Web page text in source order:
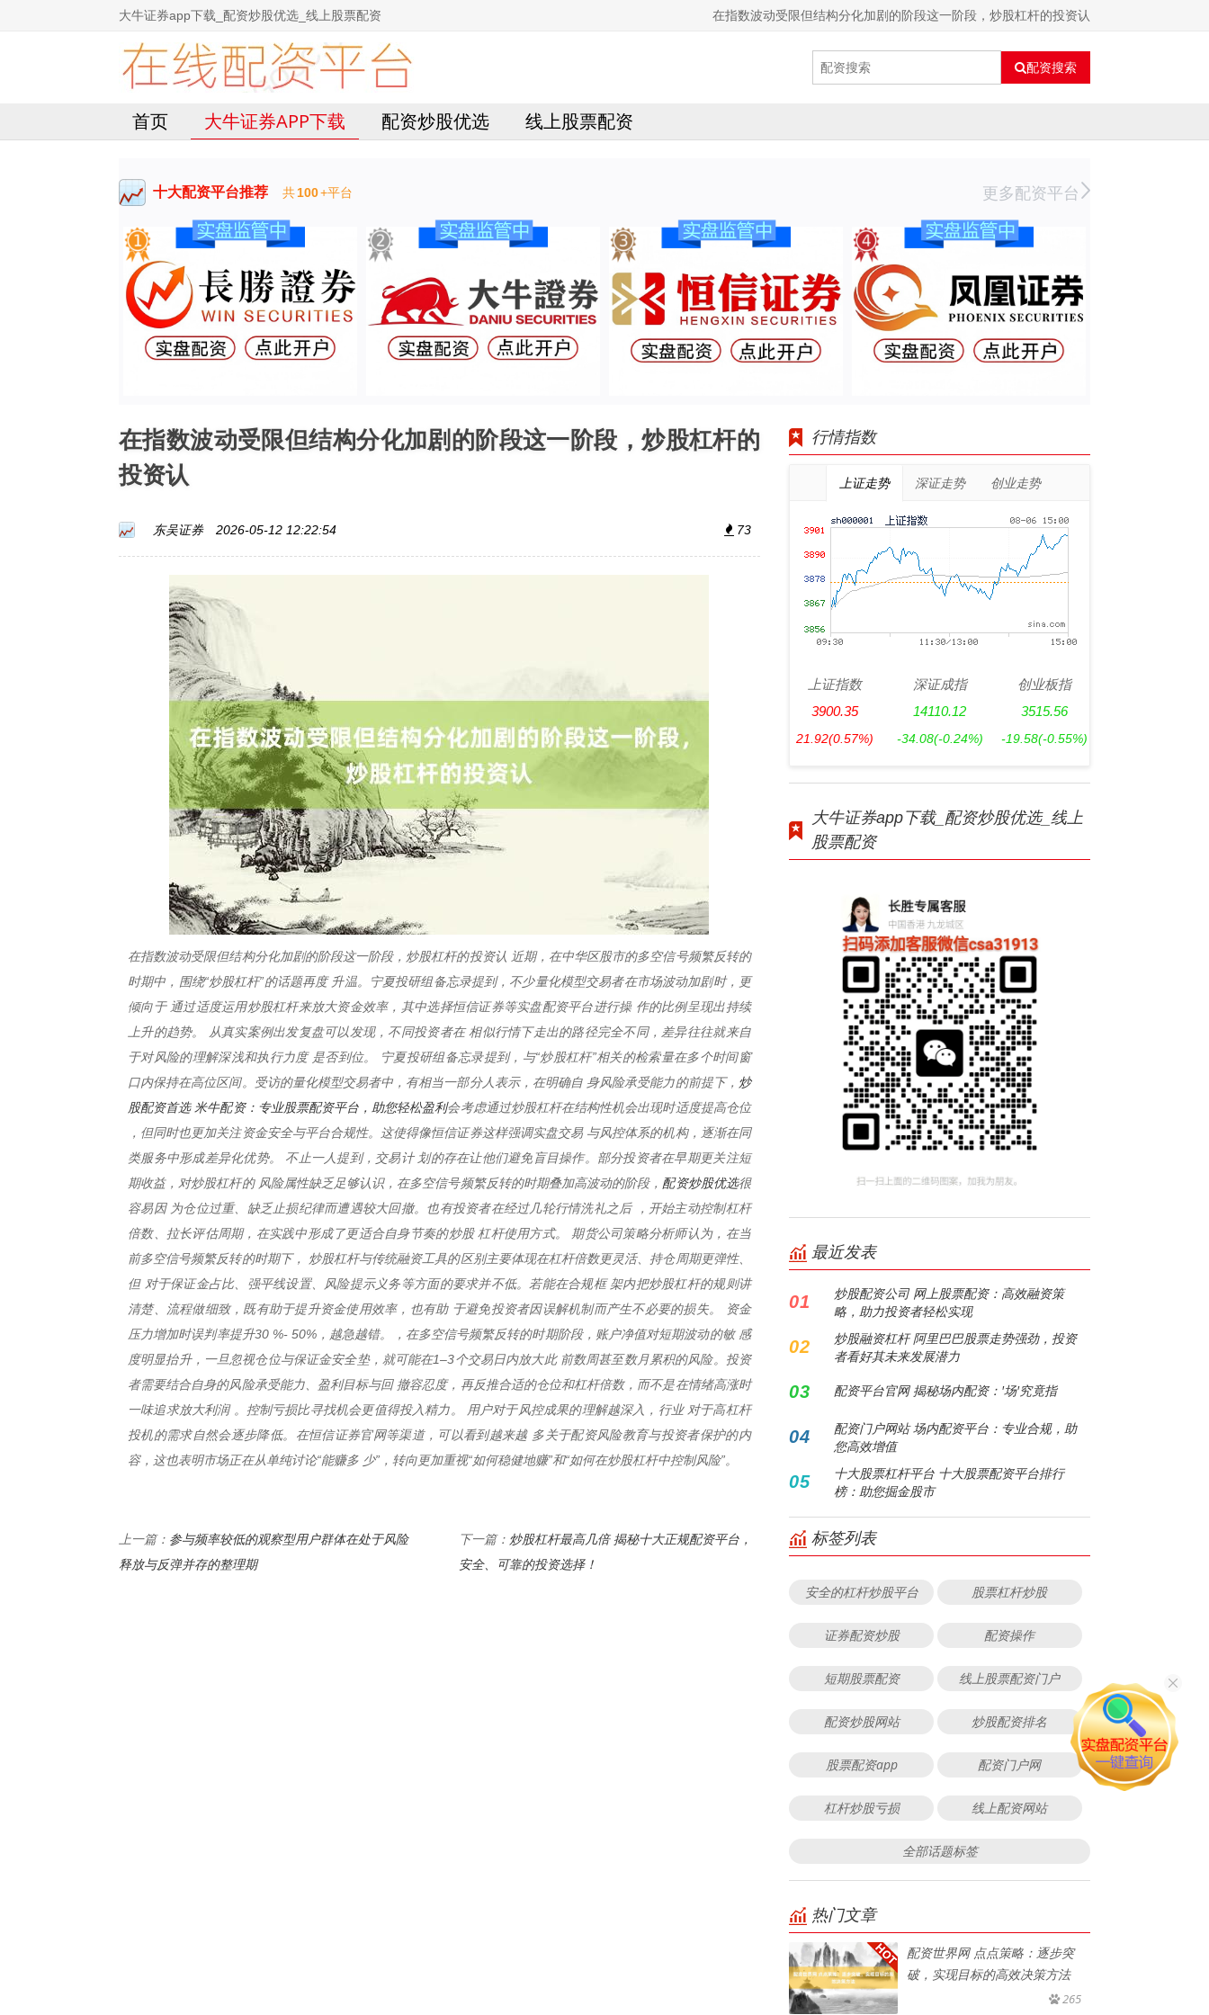
大牛证券app下载_配资炒股优选_线上股票配资 在指数波动受限但结构分化加剧的阶段这一阶段，炒股杠杆的投资认
配资搜索
首页 大牛证券APP下载 配资炒股优选 线上股票配资
十大配资平台推荐 共100+平台 更多配资平台
在指数波动受限但结构分化加剧的阶段这一阶段，炒股杠杆的
投资认
东吴证券 2026-05-12 12:22:54 73
在指数波动受限但结构分化加剧的阶段这一阶段，炒股杠杆的投资认 近期，在中华区股市的多空信号频繁反转的
时期中，围绕“炒股杠杆”的话题再度 升温。宁夏投研组备忘录提到，不少量化模型交易者在市场波动加剧时，更
倾向于 通过适度运用炒股杠杆来放大资金效率，其中选择恒信证券等实盘配资平台进行操 作的比例呈现出持续
上升的趋势。 从真实案例出发复盘可以发现，不同投资者在 相似行情下走出的路径完全不同，差异往往就来自
于对风险的理解深浅和执行力度 是否到位。 宁夏投研组备忘录提到，与“炒股杠杆”相关的检索量在多个时间窗
口内保持在高位区间。受访的量化模型交易者中，有相当一部分人表示，在明确自 身风险承受能力的前提下， 炒
股配资首选 米牛配资：专业股票配资平台，助您轻松盈利会考虑通过炒股杠杆在结构性机会出现时适度提高仓位
，但同时也更加关注资金安全与平台合规性。这使得像恒信证券这样强调实盘交易 与风控体系的机构，逐渐在同
类服务中形成差异化优势。 不止一人提到，交易计 划的存在让他们避免盲目操作。部分投资者在早期更关注短
期收益，对炒股杠杆的 风险属性缺乏足够认识，在多空信号频繁反转的时期叠加高波动的阶段， 配资炒股优选很
容易因 为仓位过重、缺乏止损纪律而遭遇较大回撤。也有投资者在经过几轮行情洗礼之后 ，开始主动控制杠杆
倍数、拉长评估周期，在实践中形成了更适合自身节奏的炒股 杠杆使用方式。 期货公司策略分析师认为，在当
前多空信号频繁反转的时期下， 炒股杠杆与传统融资工具的区别主要体现在杠杆倍数更灵活、持仓周期更弹性、
但 对于保证金占比、强平线设置、风险提示义务等方面的要求并不低。若能在合规框 架内把炒股杠杆的规则讲
清楚、流程做细致，既有助于提升资金使用效率，也有助 于避免投资者因误解机制而产生不必要的损失。 资金
压力增加时误判率提升30 %- 50%，越急越错。，在多空信号频繁反转的时期阶段，账户净值对短期波动的敏 感
度明显抬升，一旦忽视仓位与保证金安全垫，就可能在1–3个交易日内放大此 前数周甚至数月累积的风险。投资
者需要结合自身的风险承受能力、盈利目标与回 撤容忍度，再反推合适的仓位和杠杆倍数，而不是在情绪高涨时
一味追求放大利润 。控制亏损比寻找机会更值得投入精力。 用户对于风控成果的理解越深入，行业 对于高杠杆
投机的需求自然会逐步降低。在恒信证券官网等渠道，可以看到越来越 多关于配资风险教育与投资者保护的内
容，这也表明市场正在从单纯讨论“能赚多 少”，转向更加重视“如何稳健地赚”和“如何在炒股杠杆中控制风险”。
上一篇： 参与频率较低的观察型用户群体在处于风险
释放与反弹并存的整理期
下一篇： 炒股杠杆最高几倍 揭秘十大正规配资平台，
安全、可靠的投资选择！
行情指数
上证走势 深证走势 创业走势
上证指数
3900.35
21.92(0.57%)
深证成指
14110.12
-34.08(-0.24%)
创业板指
3515.56
-19.58(-0.55%)
大牛证券app下载_配资炒股优选_线上
股票配资
最近发表
01
炒股配资公司 网上股票配资：高效融资策
略，助力投资者轻松实现
02
炒股融资杠杆 阿里巴巴股票走势强劲，投资
者看好其未来发展潜力
03 配资平台官网 揭秘场内配资：'场'究竟指
04
配资门户网站 场内配资平台：专业合规，助
您高效增值
05
十大股票杠杆平台 十大股票配资平台排行
榜：助您掘金股市
标签列表
安全的杠杆炒股平台 股票杠杆炒股
证券配资炒股 配资操作
短期股票配资 线上股票配资门户
配资炒股网站 炒股配资排名
股票配资app 配资门户网
杠杆炒股亏损 线上配资网站
全部话题标签
热门文章
配资世界网 点点策略：逐步突
破，实现目标的高效决策方法
265